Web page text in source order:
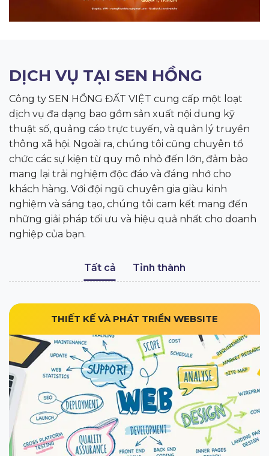
DỊCH VỤ TẠI SEN HỒNG
Công ty SEN HỒNG ĐẤT VIỆT cung cấp một loạt
dịch vụ đa dạng bao gồm sản xuất nội dung kỹ
thuật số, quảng cáo trực tuyến, và quản lý truyền
thông xã hội. Ngoài ra, chúng tôi cũng chuyên tổ
chức các sự kiện từ quy mô nhỏ đến lớn, đảm bảo
mang lại trải nghiệm độc đáo và đáng nhớ cho
khách hàng. Với đội ngũ chuyên gia giàu kinh
nghiệm và sáng tạo, chúng tôi cam kết mang đến
những giải pháp tối ưu và hiệu quả nhất cho doanh
nghiệp của bạn.
Tất cả Tỉnh thành
THIẾT KẾ VÀ PHÁT TRIỂN WEBSITE